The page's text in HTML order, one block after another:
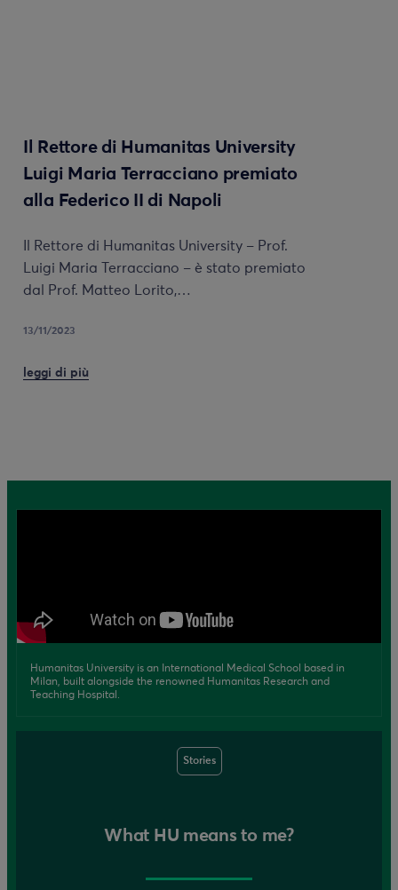
Il Rettore di Humanitas University
Luigi Maria Terracciano premiato
alla Federico II di Napoli
Il Rettore di Humanitas University – Prof.
Luigi Maria Terracciano – è stato premiato
dal Prof. Matteo Lorito,…
13/11/2023
leggi di più
Humanitas University is an International Medical School based in
Milan, built alongside the renowned Humanitas Research and
Teaching Hospital.
Stories
What HU means to me?